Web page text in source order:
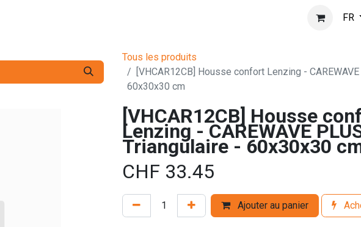
FR
Tous les produits
[VHCAR12CB] Housse confort Lenzing -
60x30x30 cm
[VHCAR12CB] Housse
Lenzing - CAREWAVE
Triangulaire - 60x30x30
CHF 33.45
Ajouter au panier